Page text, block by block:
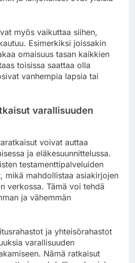
myös vaikuttaa siihen,
Esimerkiksi joissakin
omaisuus tasan kaikkien
toisissa saattaa olla
vanhempia lapsia tai
varallisuuden
voivat auttaa
ja eläkesuunnittelussa.
testamenttipalveluiden
mikä mahdollistaa asiakirjojen
verkossa. Tämä voi tehdä
ja vähemmän
ja yhteisörahastot
varallisuuden
Nämä ratkaisut